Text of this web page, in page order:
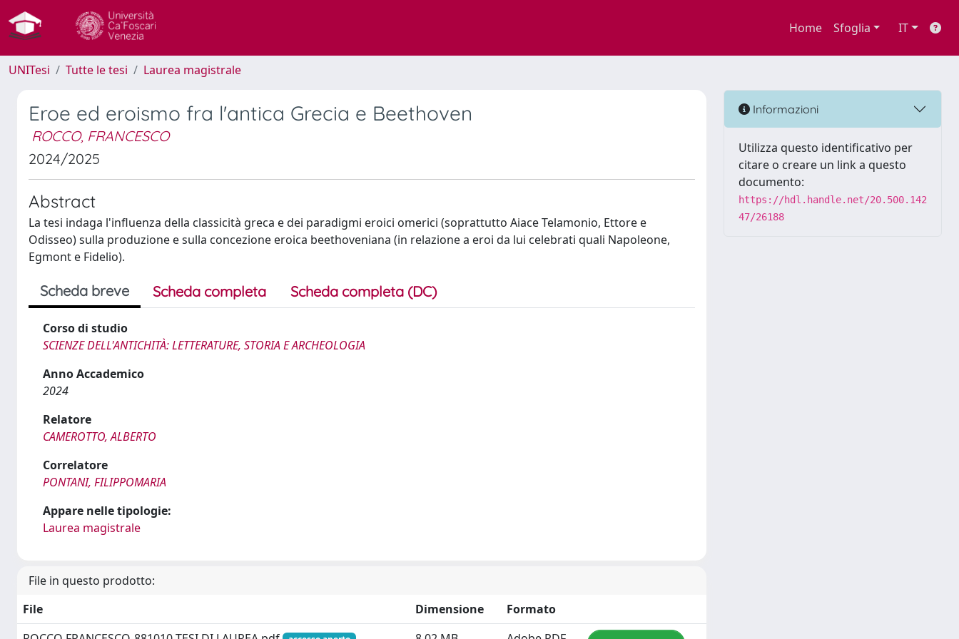
Home Sfoglia IT
UNITesi Tutte le tesi Laurea magistrale
Eroe ed eroismo fra l'antica Grecia e Beethoven
ROCCO, FRANCESCO
2024/2025
Abstract
La tesi indaga l'influenza della classicità greca e dei paradigmi eroici omerici (soprattutto Aiace Telamonio, Ettore e
Odisseo) sulla produzione e sulla concezione eroica beethoveniana (in relazione a eroi da lui celebrati quali Napoleone,
Egmont e Fidelio).
Scheda breve Scheda completa Scheda completa (DC)
Corso di studio
SCIENZE DELL'ANTICHITÀ: LETTERATURE, STORIA E ARCHEOLOGIA
Anno Accademico
2024
Relatore
CAMEROTTO, ALBERTO
Correlatore
PONTANI, FILIPPOMARIA
Appare nelle tipologie:
Laurea magistrale
File in questo prodotto:
File
Dimensione
Formato
Informazioni
Utilizza questo identificativo per
citare o creare un link a questo
documento:
https://hdl.handle.net/20.500.142
47/26188